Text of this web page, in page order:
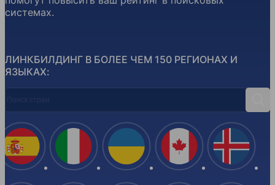
ЛИНКБИЛДИНГ В БОЛЕЕ ЧЕМ 150 РЕГИОНАХ И
ЯЗЫКАХ:
системах.
Испания Италия Украина Канада